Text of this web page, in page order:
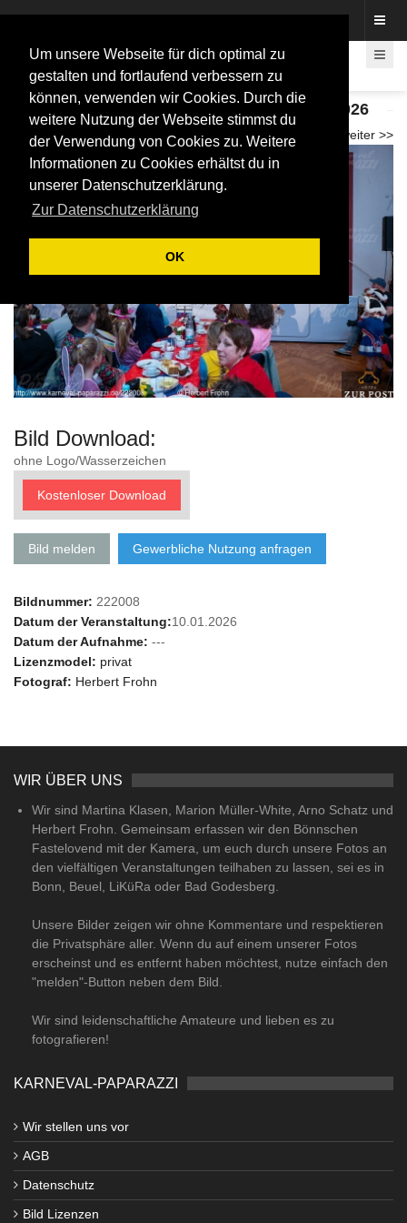
Um unsere Webseite für dich optimal zu
gestalten und fortlaufend verbessern zu
können, verwenden wir Cookies. Durch die
weitere Nutzung der Webseite stimmst du
der Verwendung von Cookies zu. Weitere
Informationen zu Cookies erhältst du in
unserer Datenschutzerklärung.
Zur Datenschutzerklärung
OK
Proklamation Bonner Kinderprinzenpaar 2026
weiter >>
<< zurück
Bild Download:
ohne Logo/Wasserzeichen
Kostenloser Download
Bild melden Gewerbliche Nutzung anfragen
Bildnummer: 222008
Datum der Veranstaltung:10.01.2026
Datum der Aufnahme: ---
Lizenzmodel: privat
Fotograf: Herbert Frohn
WIR ÜBER UNS
Wir sind Martina Klasen, Marion Müller-White, Arno Schatz und
Herbert Frohn. Gemeinsam erfassen wir den Bönnschen
Fastelovend mit der Kamera, um euch durch unsere Fotos an
den vielfältigen Veranstaltungen teilhaben zu lassen, sei es in
Bonn, Beuel, LiKüRa oder Bad Godesberg.
Unsere Bilder zeigen wir ohne Kommentare und respektieren
die Privatsphäre aller. Wenn du auf einem unserer Fotos
erscheinst und es entfernt haben möchtest, nutze einfach den
"melden"-Button neben dem Bild.
Wir sind leidenschaftliche Amateure und lieben es zu
fotografieren!
KARNEVAL-PAPARAZZI
Wir stellen uns vor
AGB
Datenschutz
Bild Lizenzen